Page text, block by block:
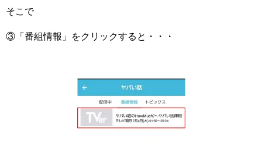
そこで
③「番組情報」をクリックすると・・・